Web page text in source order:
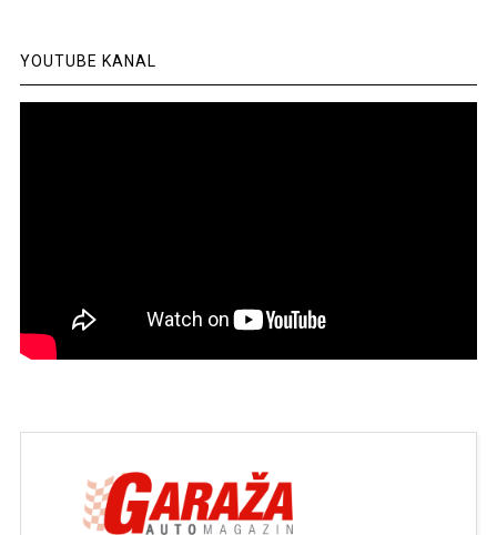
YOUTUBE KANAL